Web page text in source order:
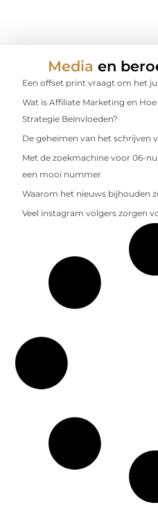
Media en
Een offset print vraagt om het
Wat is Affiliate Marketing en
Strategie Beïnvloeden?
De geheimen van het schrijven
Met de zoekmachine voor 06-
een mooi nummer
Waarom het nieuws bijhouden
Veel instagram volgers zorgen